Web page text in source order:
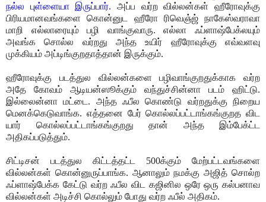
நல்ல புள்ளையா இருப்பார். அப்ப வர்ற வில்லன்கள் ஹீரோவுக்கு
பிரியமானவங்களை கொன்னுட ஹீரோ ரிவெஞ்ஜ் நாகேஸ்வராவா
மாறி எல்லாரையும் பழி வாங்குவாரு. எல்லா ஃப்ளாஷ்பேக்லயும்
அவங்க சொல்ல வர்றது அந்த உயிர் ஹீரோவுக்கு எவ்வளவு
முக்கியம் அப்டிங்குறதாத்தான் இருக்கும்.
ஹீரோவுக்கு படத்துல வில்லன்களை பழிவாங்குறதுக்காக வர்ற
அதே கோவம் ஆடியன்ஸூக்கும் வந்துச்சின்னா படம் ஹிட்டு.
இல்லைன்னா மட்டை. அந்த ஃபீல கொண்டு வர்றதுக்கு நிறைய
மெனக்கெடுவாங்க. எத்தனை பேர் கொல்லப்பட்டாங்கங்குறத விட
யார் கொல்லப்பட்டாங்கங்குறது தான் அந்த இம்பேக்ட்ட
அதிகப்படுத்தும்.
சிட்டிசன் படத்துல கிட்டத்தட்ட 500க்கும் மேற்பட்டவங்களை
வில்லன்கள் கொன்னுருப்பாங்க. ஆனாலும் நமக்கு அஜித் சொல்ற
ஃப்ளாஷ்பேக்க கேட்டு வர்ற ஃபீல விட கஜினில ஒரே ஒரு கல்பனாவ
வில்லன்கள் அடிச்சி கொல்லும் போது வர்ற ஃபீல் அதிகம்.